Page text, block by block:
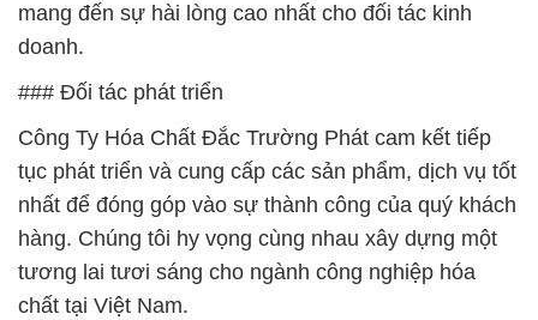
mang đến sự hài lòng cao nhất cho đối tác kinh
doanh.
### Đối tác phát triển
Công Ty Hóa Chất Đắc Trường Phát cam kết tiếp
tục phát triển và cung cấp các sản phẩm, dịch vụ tốt
nhất để đóng góp vào sự thành công của quý khách
hàng. Chúng tôi hy vọng cùng nhau xây dựng một
tương lai tươi sáng cho ngành công nghiệp hóa
chất tại Việt Nam.